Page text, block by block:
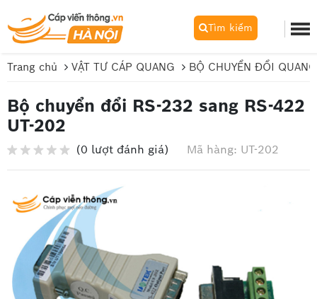
Tìm kiếm
Trang chủ VẬT TƯ CÁP QUANG BỘ CHUYỂN ĐỔI
Bộ chuyển đổi RS-232 sang RS-422
UT-202
(0 lượt đánh giá) Mã hàng: UT-202